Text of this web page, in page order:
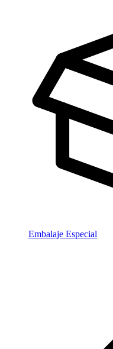
Embalaje Especial